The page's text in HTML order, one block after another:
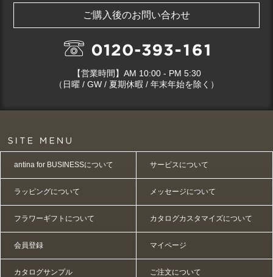
ご購入後のお問い合わせ
【営業時間】AM 10:00 - PM 5:30
（日曜 / GW / 夏期休暇 / 年末年始を除く）
antina for BUSINESSについて サービスについて
ラッピングについて メッセージについて
フラワーギフトについて カタログカスタマイズについて
会員登録 マイページ
カタログサンプル ご注文について